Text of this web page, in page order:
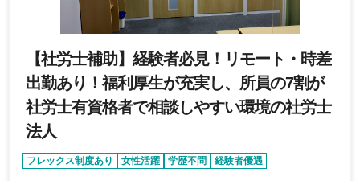
【社労士補助】経験者必見！リモート・時差
出勤あり！福利厚生が充実し、所員の7割が
社労士有資格者で相談しやすい環境の社労士
法人
フレックス制度あり 女性活躍 学歴不問
経験者優遇
リモートワーク可能